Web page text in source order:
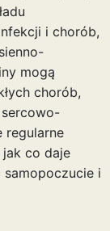
i chorób,
mogą
chorób,
regularne
jak co daje
i